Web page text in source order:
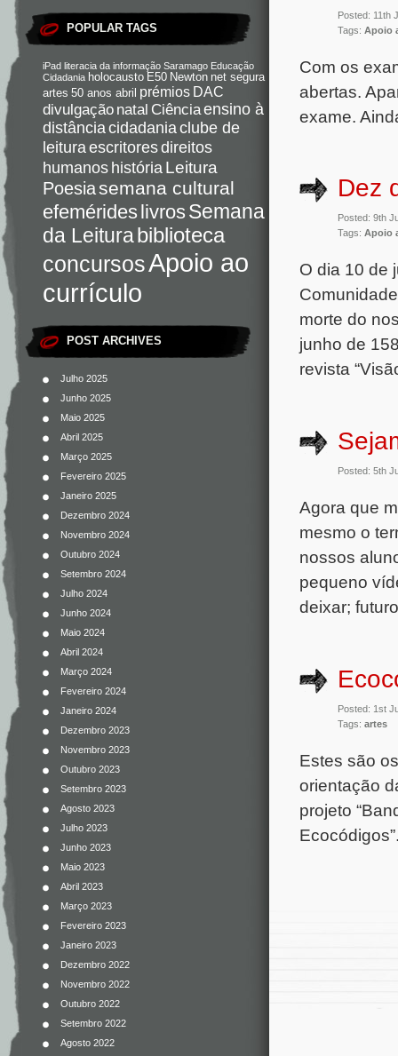
POPULAR TAGS
iPad literacia da informação Saramago Educação
Cidadania holocausto E50 Newton net segura
artes 50 anos abril prémios DAC
divulgação natal Ciênciaensino à
distânciacidadaniaclube de
leituraescritoresdireitos
humanoshistória Leitura
Poesiasemana cultural
efemérideslivrosSemana
da Leiturabiblioteca
concursosApoio ao
currículo
POST ARCHIVES
Julho 2025
Junho 2025
Maio 2025
Abril 2025
Março 2025
Fevereiro 2025
Janeiro 2025
Dezembro 2024
Novembro 2024
Outubro 2024
Setembro 2024
Julho 2024
Junho 2024
Maio 2024
Abril 2024
Março 2024
Fevereiro 2024
Janeiro 2024
Dezembro 2023
Novembro 2023
Outubro 2023
Setembro 2023
Agosto 2023
Julho 2023
Junho 2023
Maio 2023
Abril 2023
Março 2023
Fevereiro 2023
Janeiro 2023
Dezembro 2022
Novembro 2022
Outubro 2022
Setembro 2022
Agosto 2022
Posted: 11th
Tags: Apoio
Com os
abertas.
exame.
Dez
Posted: 9th
Tags: Apoio
O dia 10 de
morte do
junho de
revista
Posted: 5th
Agora que
mesmo o
nossos
pequeno
deixar;
Posted: 1st
Tags: artes
Estes são
orientação
projeto